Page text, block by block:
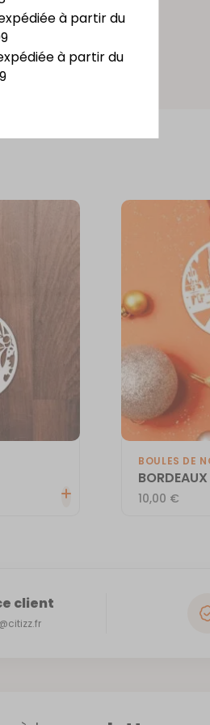
à partir du
à partir du
BOULES DE
BORDEAUX
10,00 €
client